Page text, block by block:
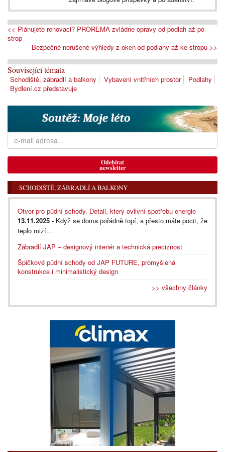
<< Plánujete renovaci? PROREMA zvládne opravy od podlah až po
strop
Bezpečné nerušené výhledy z oken od podlahy až ke stropu >>
Související témata
Schodiště, zábradlí a balkony Vybavení vnitřních prostor
Podlahy
Bydlení.cz představuje
Odebírat
newsletter
SCHODIŠTĚ, ZÁBRADLÍ A BALKONY
Otvor pro půdní schody. Detail, který ovlivní spotřebu energie
13.11.2025 - Když se doma pořádně topí, a přesto máte pocit, že
teplo mizí...
Zábradlí JAP – designový interiér a technická preciznost
Špičkové půdní schody od JAP FUTURE, promyšlená
konstrukce i minimalistický design
>> všechny články